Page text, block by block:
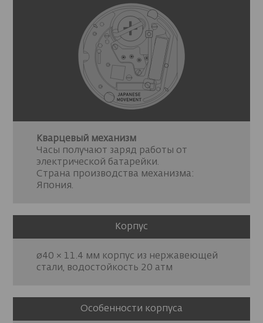
Кварцевый механизм
Часы получают заряд работы от
электрической батарейки.
Страна производства механизма:
Япония.
Корпус
ø40 × 11.4 мм корпус из нержавеющей
стали, водостойкость 20 атм
Особенности корпуса